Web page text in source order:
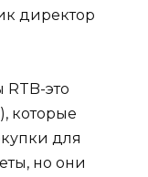
директор
RTB-это
которые
для
но они